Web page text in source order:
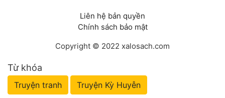
Liên hệ bản quyền
Chính sách bảo mật
Copyright © 2022 xalosach.com
Từ khóa
Truyện tranh Truyện Kỳ Huyễn